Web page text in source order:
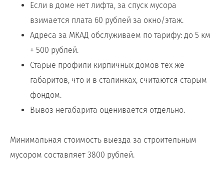
Если в доме нет лифта, за спуск мусора
взимается плата 60 рублей за окно/этаж.
Адреса за МКАД обслуживаем по тарифу: до 5 км
+ 500 рублей.
Старые профили кирпичных домов тех же
габаритов, что и в сталинках, считаются старым
фондом.
Вывоз негабарита оценивается отдельно.
Минимальная стоимость выезда за строительным
мусором составляет 3800 рублей.